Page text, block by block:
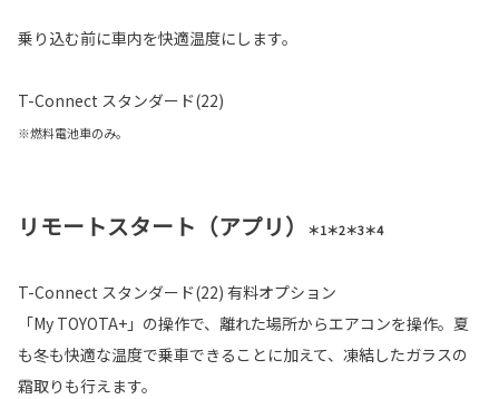
乗り込む前に車内を快適温度にします。
T-Connect スタンダード(22)
※燃料電池車のみ。
リモートスタート（アプリ） ＊1＊2＊3＊4
T-Connect スタンダード(22) 有料オプション
「My TOYOTA+」の操作で、離れた場所からエアコンを操作。夏
も冬も快適な温度で乗車できることに加えて、凍結したガラスの
霜取りも行えます。